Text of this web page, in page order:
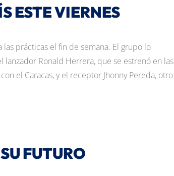
ESTE VIERNES
prácticas el fin de semana. El grupo lo
lanzador Ronald Herrera, que se estrenó en las
el Caracas, y el receptor Jhonny Pereda, otro
FUTURO